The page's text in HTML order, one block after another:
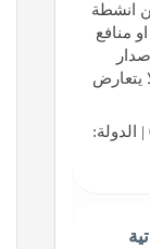
انشطة
منافع
يتعارض